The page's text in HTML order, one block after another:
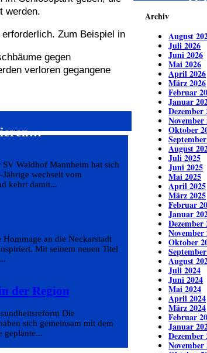
werden.
Zum Beispiel in
gegen
verloren gegangene
Waldhof Mannheim hat sich
wechselt vom
kehrt damit...
an die Neckarstadt
Mit seinem neuen Titel
der Region
Die
sich gemeinsam mit dem
geplante...
Archiv
August
Juli 2026
Juni 2026
Mai 2026
April 2026
März 2026
Februar
Januar
Dezember
November
Oktober
August
Juli 2025
Juni 2025
Mai 2025
April 2025
März 2025
Februar
Januar
Dezember
November
Oktober
August
Juli 2024
Juni 2024
Mai 2024
April 2024
März 2024
Februar
Januar
Dezember
November